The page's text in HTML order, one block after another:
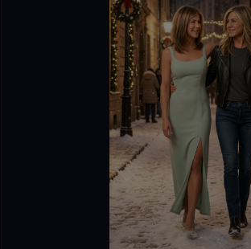
risoluzione 8k, preservare
somiglianza altamente accurata.
"deceduto" o "sudah meninggal"
aggiungi automaticamente un
morbide ali d'angelo bianche sul
odierna, che brillano leggermente
celeste, cinematografica e